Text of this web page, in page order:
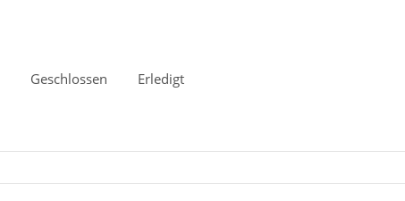
Geschlossen Erledigt